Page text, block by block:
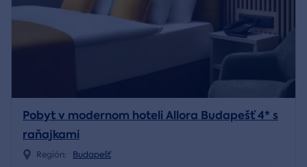
Pobyt v modernom hoteli Allora Budapešť 4* s
raňajkami
Región: Budapešť